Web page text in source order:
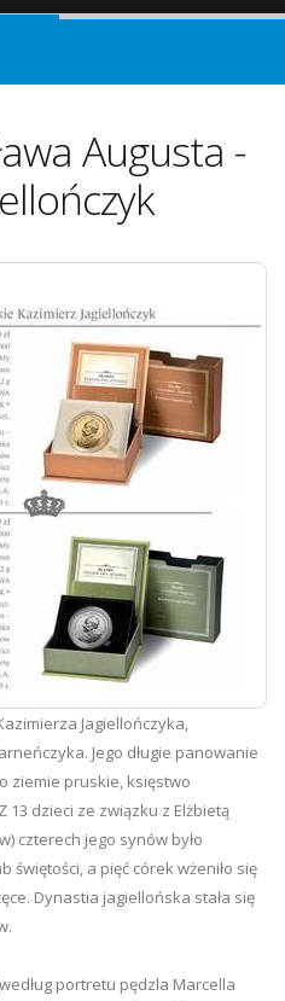
Augusta -
Jagiellończyka,
Jego długie panowanie
ziemie pruskie, księstwo
13 dzieci ze związku z Elżbietą
czterech jego synów było
świętości, a pięć córek wżeniło się
Dynastia jagiellońska stała się
portretu pędzla Marcella